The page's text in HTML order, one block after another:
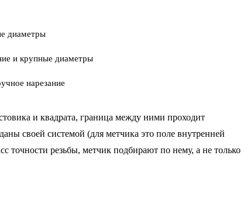
диаметры
и крупные диаметры
нарезание
и квадрата, граница между ними проходит
своей системой (для метчика это поле внутренней
точности резьбы, метчик подбирают по нему, а не только